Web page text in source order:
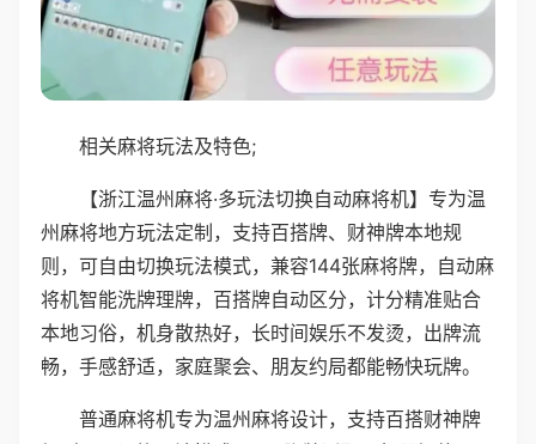
相关麻将玩法及特色;
【浙江温州麻将·多玩法切换自动麻将机】专为温
州麻将地方玩法定制，支持百搭牌、财神牌本地规
则，可自由切换玩法模式，兼容144张麻将牌，自动麻
将机智能洗牌理牌，百搭牌自动区分，计分精准贴合
本地习俗，机身散热好，长时间娱乐不发烫，出牌流
畅，手感舒适，家庭聚会、朋友约局都能畅快玩牌。
普通麻将机专为温州麻将设计，支持百搭财神牌